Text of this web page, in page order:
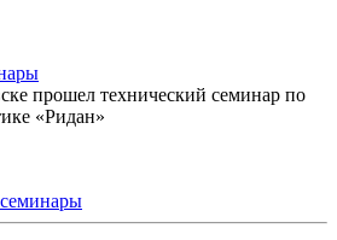
прошел технический семинар по
«Ридан»